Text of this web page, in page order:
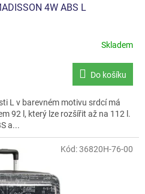
4W ABS L
Skladem
Do košíku
L v barevném motivu srdcí má
92 l, který lze rozšířit až na 112 l.
a...
Kód:36820H-76-00